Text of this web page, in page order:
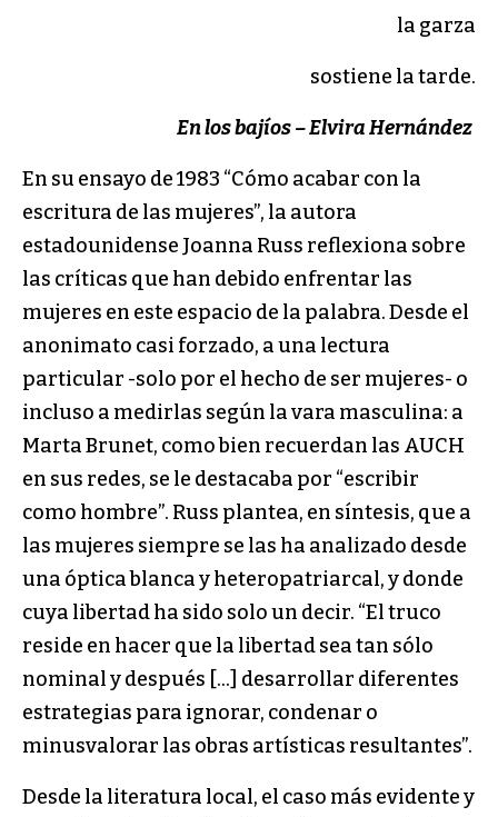
la garza
sostiene la tarde.
En los bajíos – Elvira Hernández
En su ensayo de 1983 “Cómo acabar con la
escritura de las mujeres”, la autora
estadounidense Joanna Russ reflexiona sobre
las críticas que han debido enfrentar las
mujeres en este espacio de la palabra. Desde el
anonimato casi forzado, a una lectura
particular -solo por el hecho de ser mujeres- o
incluso a medirlas según la vara masculina: a
Marta Brunet, como bien recuerdan las AUCH
en sus redes, se le destacaba por “escribir
como hombre”. Russ plantea, en síntesis, que a
las mujeres siempre se las ha analizado desde
una óptica blanca y heteropatriarcal, y donde
cuya libertad ha sido solo un decir. “El truco
reside en hacer que la libertad sea tan sólo
nominal y después […] desarrollar diferentes
estrategias para ignorar, condenar o
minusvalorar las obras artísticas resultantes”.
Desde la literatura local, el caso más evidente y